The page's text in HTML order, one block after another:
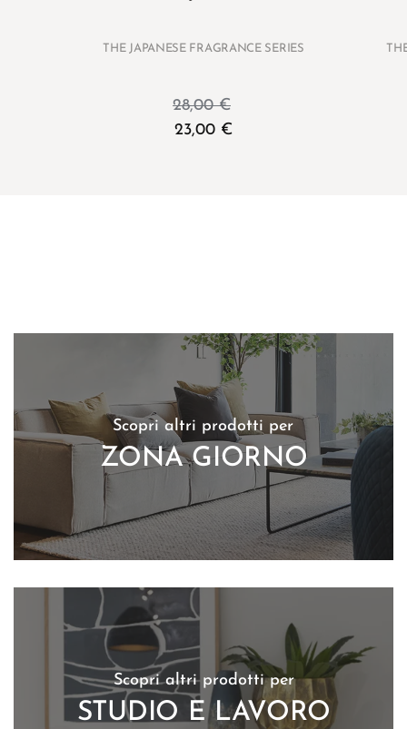
THE JAPANESE FRAGRANCE SERIES
28,00€
23,00 €
Scopri altri prodotti per
ZONA GIORNO
Scopri altri prodotti per
STUDIO E LAVORO